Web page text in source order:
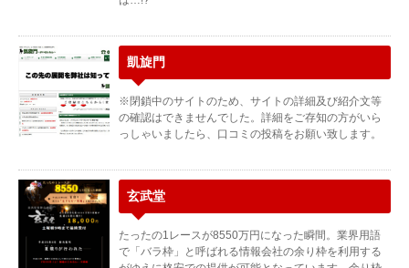
凱旋門
※閉鎖中のサイトのため、サイトの詳細及び紹介文等
の確認はできませんでした。詳細をご存知の方がいら
っしゃいましたら、口コミの投稿をお願い致します。
玄武堂
たったの1レースが8550万円になった瞬間。業界用語
で「バラ枠」と呼ばれる情報会社の余り枠を利用する